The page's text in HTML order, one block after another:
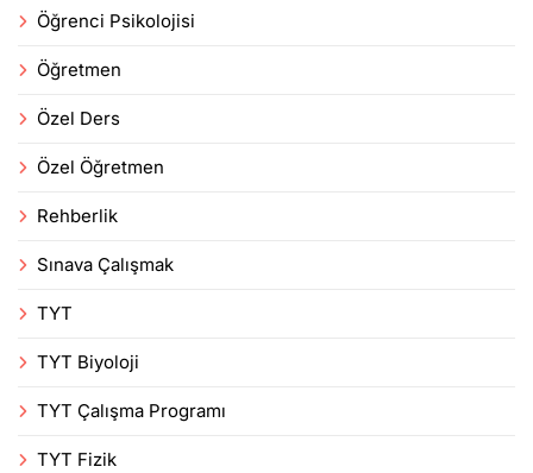
Öğrenci Psikolojisi
Öğretmen
Özel Ders
Özel Öğretmen
Rehberlik
Sınava Çalışmak
TYT
TYT Biyoloji
TYT Çalışma Programı
TYT Fizik